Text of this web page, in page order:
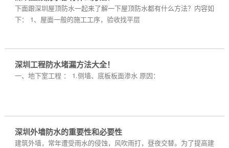
下面跟深圳屋顶防水一起来了解一下屋顶防水都有什么方法？内容如
下： 1、屋面一般的施工工序，验收找平层
深圳工程防水堵漏方法大全！
一、地下室工程 ： 1.侧墙、底板板面渗水 原因：
深圳外墙防水的重要性和必要性
建筑外墙，常年遭受雨水的侵蚀，风吹雨打，昼夜交替。为了提高建